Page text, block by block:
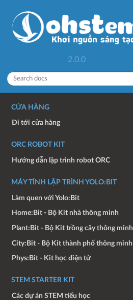
2.0.0
CỬA HÀNG
Đi tới cửa hàng
ORC ROBOT KIT
Hướng dẫn lập trình robot ORC
MÁY TÍNH LẬP TRÌNH YOLO:BIT
Làm quen với Yolo:Bit
Home:Bit - Bộ Kit nhà thông minh
Plant:Bit - Bộ Kit trồng cây thông minh
City:Bit - Bộ Kit thành phố thông minh
Phys:Bit - Kit học điện tử
STEM STARTER KIT
Các dự án STEM tiểu học